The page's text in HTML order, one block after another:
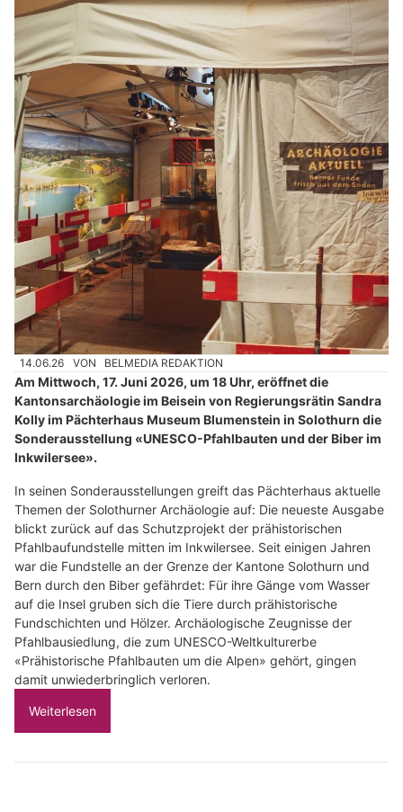
14.06.26 VON BELMEDIA REDAKTION
Am Mittwoch, 17. Juni 2026, um 18 Uhr, eröffnet die
Kantonsarchäologie im Beisein von Regierungsrätin Sandra
Kolly im Pächterhaus Museum Blumenstein in Solothurn die
Sonderausstellung «UNESCO-Pfahlbauten und der Biber im
Inkwilersee».
In seinen Sonderausstellungen greift das Pächterhaus aktuelle
Themen der Solothurner Archäologie auf: Die neueste Ausgabe
blickt zurück auf das Schutzprojekt der prähistorischen
Pfahlbaufundstelle mitten im Inkwilersee. Seit einigen Jahren
war die Fundstelle an der Grenze der Kantone Solothurn und
Bern durch den Biber gefährdet: Für ihre Gänge vom Wasser
auf die Insel gruben sich die Tiere durch prähistorische
Fundschichten und Hölzer. Archäologische Zeugnisse der
Pfahlbausiedlung, die zum UNESCO-Weltkulturerbe
«Prähistorische Pfahlbauten um die Alpen» gehört, gingen
damit unwiederbringlich verloren.
Weiterlesen